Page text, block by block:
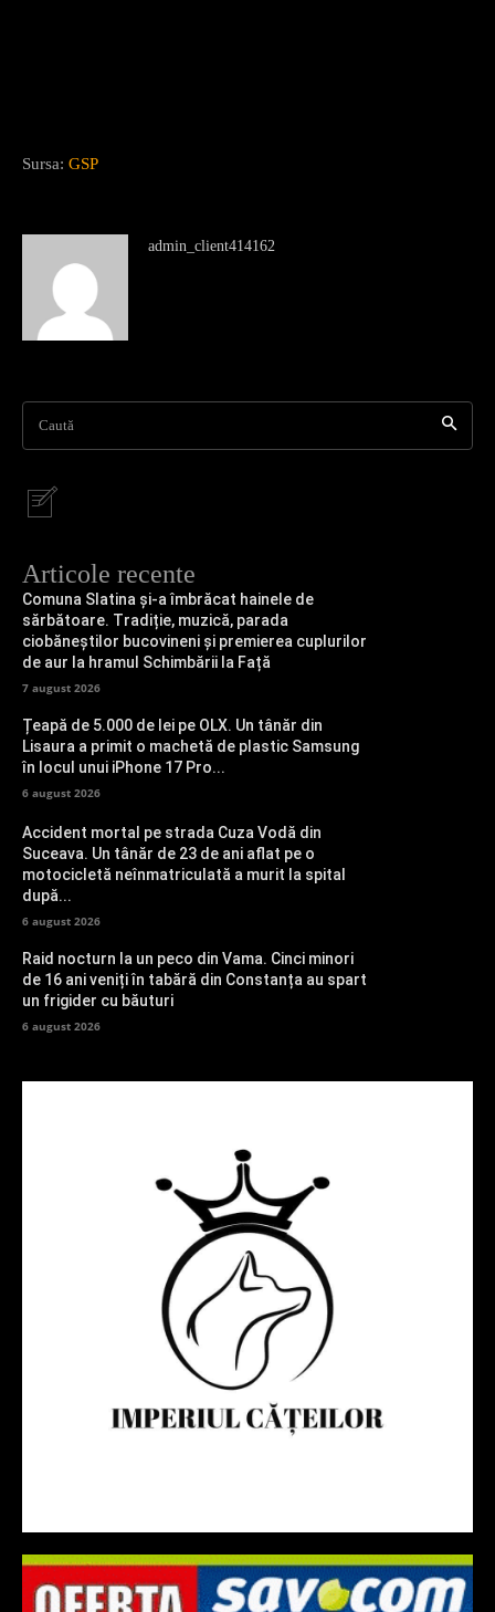
Sursa: GSP
admin_client414162
Caută
Articole recente
Comuna Slatina și-a îmbrăcat hainele de
sărbătoare. Tradiție, muzică, parada
ciobăneștilor bucovineni și premierea cuplurilor
de aur la hramul Schimbării la Față
7 august 2026
Țeapă de 5.000 de lei pe OLX. Un tânăr din
Lisaura a primit o machetă de plastic Samsung
în locul unui iPhone 17 Pro...
6 august 2026
Accident mortal pe strada Cuza Vodă din
Suceava. Un tânăr de 23 de ani aflat pe o
motocicletă neînmatriculată a murit la spital
după...
6 august 2026
Raid nocturn la un peco din Vama. Cinci minori
de 16 ani veniți în tabără din Constanța au spart
un frigider cu băuturi
6 august 2026